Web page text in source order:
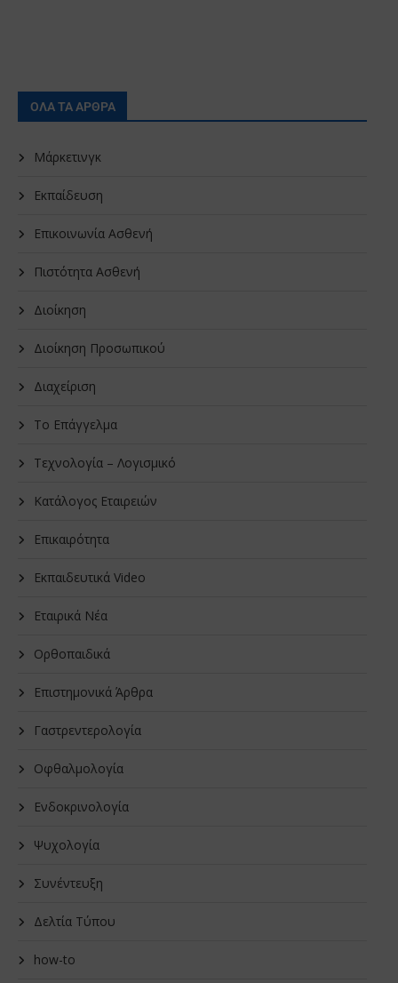
ΟΛΑ ΤΑ ΑΡΘΡΑ
Μάρκετινγκ
Εκπαίδευση
Επικοινωνία Ασθενή
Πιστότητα Ασθενή
Διοίκηση
Διοίκηση Προσωπικού
Διαχείριση
Το Επάγγελμα
Τεχνολογία – Λογισμικό
Κατάλογος Εταιρειών
Επικαιρότητα
Εκπαιδευτικά Video
Εταιρικά Νέα
Oρθοπαιδικά
Επιστημονικά Άρθρα
Γαστρεντερολογία
Οφθαλμολογία
Ενδοκρινολογία
Ψυχολογία
Συνέντευξη
Δελτία Τύπου
how-to